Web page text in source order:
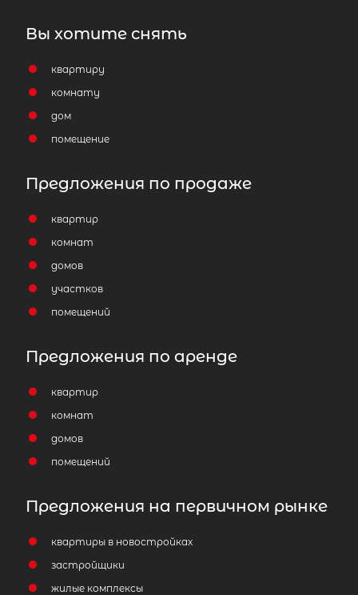
Вы хотите снять
квартиру
комнату
дом
помещение
Предложения по продаже
квартир
комнат
домов
участков
помещений
Предложения по аренде
квартир
комнат
домов
помещений
Предложения на первичном рынке
квартиры в новостройках
застройщики
жилые комплексы